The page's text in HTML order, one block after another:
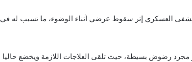
العسكري إثر سقوط عرضي أثناء الوضوء، ما تسبب له في
رضوض بسيطة، حيث تلقى العلاجات اللازمة ويخضع حاليا